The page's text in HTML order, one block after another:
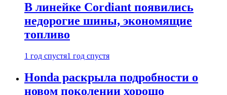
В линейке Cordiant появились
недорогие шины, экономящие
топливо
1 год спустя1 год спустя
Honda раскрыла подробности о
новом поколении хорошо